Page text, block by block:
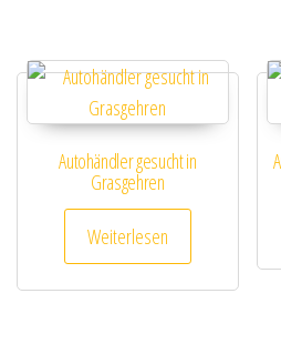
Autohändler gesucht in
Grasgehren
Weiterlesen